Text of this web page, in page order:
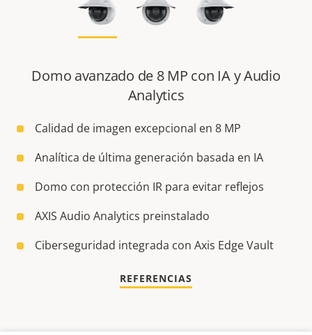
Domo avanzado de 8 MP con IA y Audio
Analytics
Calidad de imagen excepcional en 8 MP
Analítica de última generación basada en IA
Domo con protección IR para evitar reflejos
AXIS Audio Analytics preinstalado
Ciberseguridad integrada con Axis Edge Vault
REFERENCIAS